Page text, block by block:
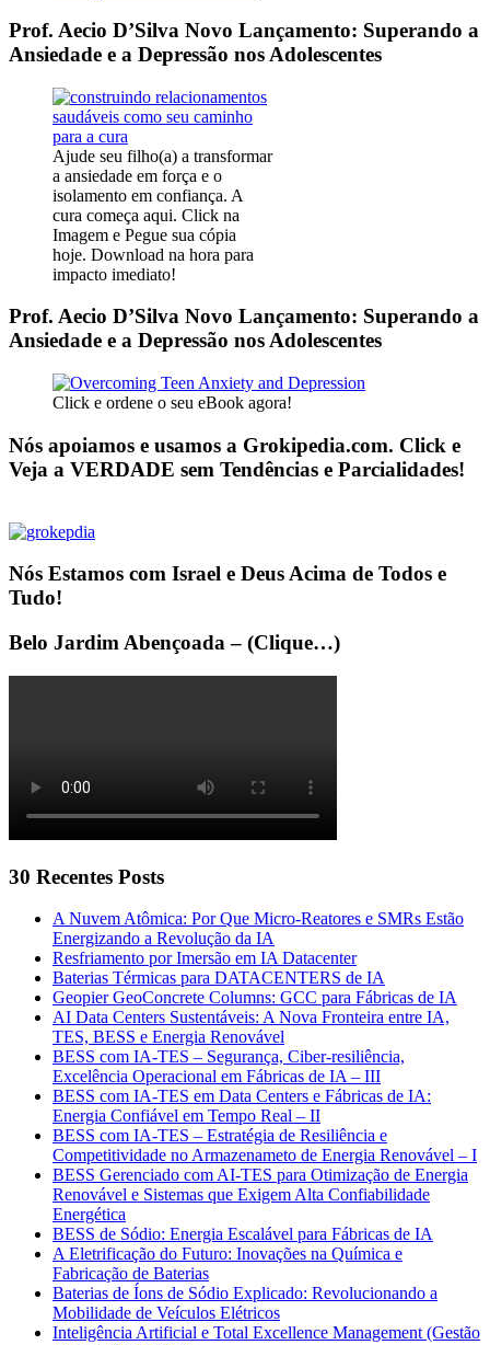
Prof. Aecio D’Silva Novo Lançamento: Superando a
Ansiedade e a Depressão nos Adolescentes
Ajude seu filho(a) a transformar
a ansiedade em força e o
isolamento em confiança. A
cura começa aqui. Click na
Imagem e Pegue sua cópia
hoje. Download na hora para
impacto imediato!
Prof. Aecio D’Silva Novo Lançamento: Superando a
Ansiedade e a Depressão nos Adolescentes
Click e ordene o seu eBook agora!
Nós apoiamos e usamos a Grokipedia.com. Click e
Veja a VERDADE sem Tendências e Parcialidades!
Nós Estamos com Israel e Deus Acima de Todos e
Tudo!
Belo Jardim Abençoada – (Clique…)
30 Recentes Posts
A Nuvem Atômica: Por Que Micro-Reatores e SMRs Estão
Energizando a Revolução da IA
Resfriamento por Imersão em IA Datacenter
Baterias Térmicas para DATACENTERS de IA
Geopier GeoConcrete Columns: GCC para Fábricas de IA
AI Data Centers Sustentáveis: A Nova Fronteira entre IA,
TES, BESS e Energia Renovável
BESS com IA-TES – Segurança, Ciber-resiliência,
Excelência Operacional em Fábricas de IA – III
BESS com IA-TES em Data Centers e Fábricas de IA:
Energia Confiável em Tempo Real – II
BESS com IA-TES – Estratégia de Resiliência e
Competitividade no Armazenameto de Energia Renovável – I
BESS Gerenciado com AI-TES para Otimização de Energia
Renovável e Sistemas que Exigem Alta Confiabilidade
Energética
BESS de Sódio: Energia Escalável para Fábricas de IA
A Eletrificação do Futuro: Inovações na Química e
Fabricação de Baterias
Baterias de Íons de Sódio Explicado: Revolucionando a
Mobilidade de Veículos Elétricos
Inteligência Artificial e Total Excellence Management (Gestão